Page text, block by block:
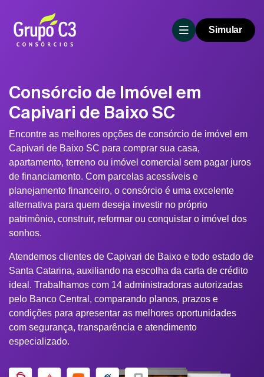
Simular
Consórcio de Imóvel em
Capivari de Baixo SC
Encontre as melhores opções de consórcio de imóvel em
Capivari de Baixo SC para comprar sua casa,
apartamento, terreno ou imóvel comercial sem pagar juros
de financiamento. Com parcelas acessíveis e
planejamento financeiro, o consórcio é uma excelente
alternativa para quem deseja investir no próprio
patrimônio, construir, reformar ou conquistar o imóvel dos
sonhos.
Atendemos clientes de Capivari de Baixo e todo estado de
Santa Catarina, auxiliando na escolha da carta de crédito
ideal. Trabalhamos com 14 administradoras autorizadas
pelo Banco Central, comparando planos, prazos e
condições para apresentar as melhores oportunidades
com segurança, transparência e atendimento
especializado.